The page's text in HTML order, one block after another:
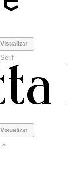
Visualizar
Serif
Visualizar